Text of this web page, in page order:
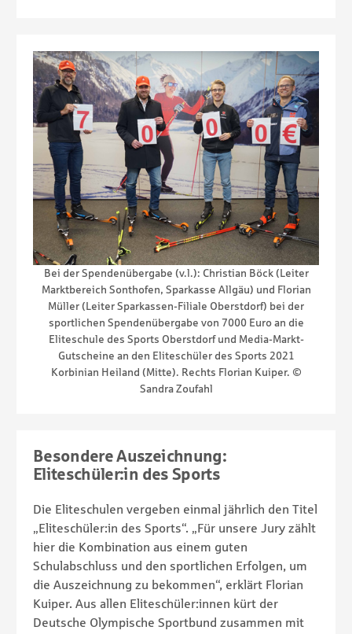
Bei der Spendenübergabe (v.l.): Christian Böck (Leiter
Marktbereich Sonthofen, Sparkasse Allgäu) und Florian
Müller (Leiter Sparkassen-Filiale Oberstdorf) bei der
sportlichen Spendenübergabe von 7000 Euro an die
Eliteschule des Sports Oberstdorf und Media-Markt-
Gutscheine an den Eliteschüler des Sports 2021
Korbinian Heiland (Mitte). Rechts Florian Kuiper. ©
Sandra Zoufahl
Besondere Auszeichnung:
Eliteschüler:in des Sports
Die Eliteschulen vergeben einmal jährlich den Titel
„Eliteschüler:in des Sports“. „Für unsere Jury zählt
hier die Kombination aus einem guten
Schulabschluss und den sportlichen Erfolgen, um
die Auszeichnung zu bekommen“, erklärt Florian
Kuiper. Aus allen Eliteschüler:innen kürt der
Deutsche Olympische Sportbund zusammen mit